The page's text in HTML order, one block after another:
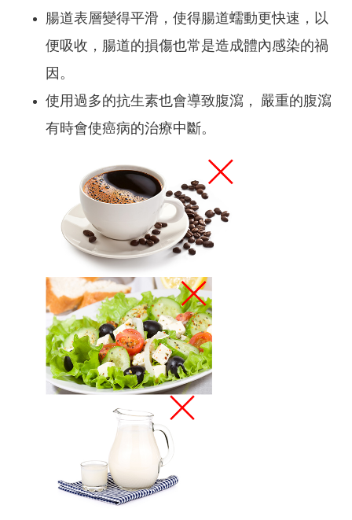
腸道表層變得平滑，使得腸道蠕動更快速，以
便吸收，腸道的損傷也常是造成體內感染的禍
因。
使用過多的抗生素也會導致腹瀉， 嚴重的腹瀉
有時會使癌病的治療中斷。